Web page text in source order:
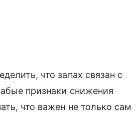
что запах связан с
признаки снижения
что важен не только сам